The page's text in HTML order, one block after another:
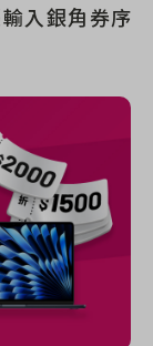
入銀角券序